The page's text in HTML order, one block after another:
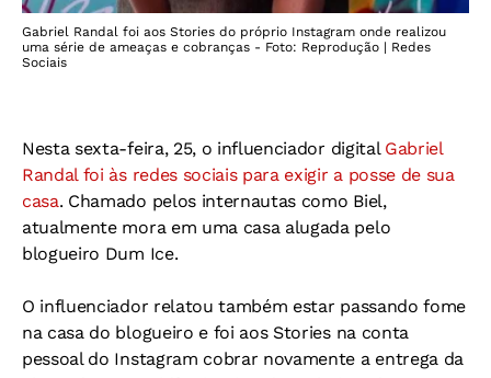
Gabriel Randal foi aos Stories do próprio Instagram onde realizou
uma série de ameaças e cobranças - Foto: Reprodução | Redes
Sociais
Nesta sexta-feira, 25, o influenciador digital Gabriel
Randal foi às redes sociais para exigir a posse de sua
casa. Chamado pelos internautas como Biel,
atualmente mora em uma casa alugada pelo
blogueiro Dum Ice.
O influenciador relatou também estar passando fome
na casa do blogueiro e foi aos Stories na conta
pessoal do Instagram cobrar novamente a entrega da